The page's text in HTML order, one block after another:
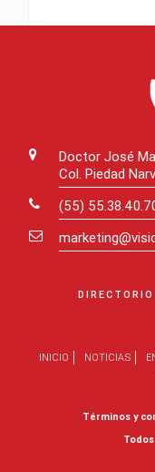
Doctor José
Col. Piedad
(55)
DIRECTORIO
INICIO NOTICIAS
Términos y